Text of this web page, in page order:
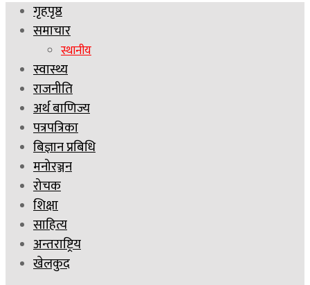
गृहपृष्ठ
समाचार
स्थानीय
स्वास्थ्य
राजनीति
अर्थ बाणिज्य
पत्रपत्रिका
बिज्ञान प्रबिधि
मनोरञ्जन
रोचक
शिक्षा
साहित्य
अन्तराष्ट्रिय
खेलकुद